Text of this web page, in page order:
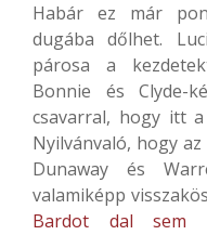
Habár ez már
dugába dőlhet.
párosa a
Bonnie és Clyde-
csavarral, hogy itt
Nyilvánvaló, hogy az
Dunaway és
valamiképp
Bardot dal sem